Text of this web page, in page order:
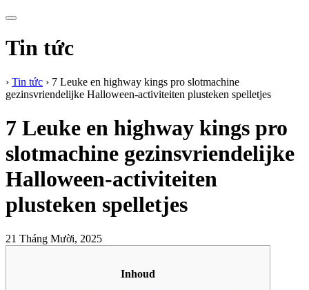
Tin tức
› Tin tức › 7 Leuke en highway kings pro slotmachine
gezinsvriendelijke Halloween-activiteiten plusteken spelletjes
7 Leuke en highway kings pro
slotmachine gezinsvriendelijke
Halloween-activiteiten
plusteken spelletjes
21 Tháng Mười, 2025
Inhoud